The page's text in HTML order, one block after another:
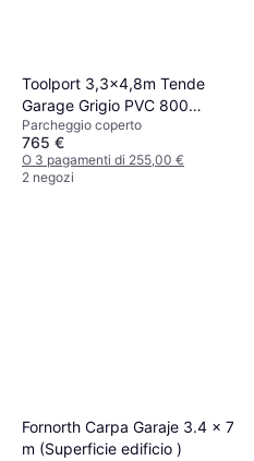
Toolport 3,3x4,8m Tende
Garage Grigio PVC 800
(Superficie edificio )
Parcheggio coperto
765 €
O 3 pagamenti di 255,00 €
2 negozi
Fornorth Carpa Garaje 3.4 x 7
m (Superficie edificio )